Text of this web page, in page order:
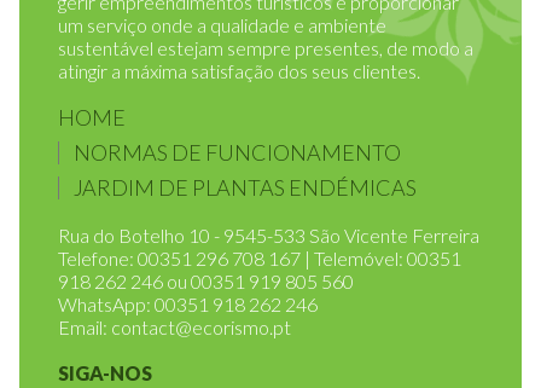
Iniciou a sua actividade em 2014 com o objecto de
gerir empreendimentos turísticos e proporcionar
um serviço onde a qualidade e ambiente
sustentável estejam sempre presentes, de modo a
atingir a máxima satisfação dos seus clientes.
HOME
NORMAS DE FUNCIONAMENTO
Rua do Botelho 10 - 9545-533 São Vicente Ferreira
Telefone: 00351 296 708 167 | Telemóvel: 00351
918 262 246 ou 00351 919 805 560
WhatsApp: 00351 918 262 246
Email: contact@ecorismo.pt